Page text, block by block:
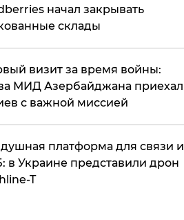
начал закрывать
склады
визит за время войны:
МИД Азербайджана приехал
с важной миссией
платформа для связи и
в Украине представили дрон
T